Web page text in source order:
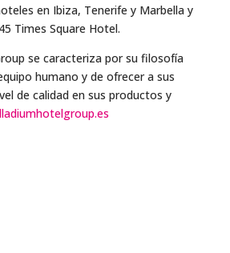
en Ibiza, Tenerife y Marbella y
Times Square Hotel.
se caracteriza por su filosofía
humano y de ofrecer a sus
de calidad en sus productos y